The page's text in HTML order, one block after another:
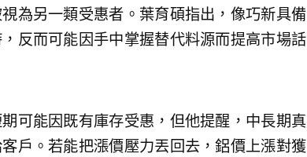
為另一類受惠者。葉育碩指出，像巧新具備
反而可能因手中掌握替代料源而提高市場話
可能因既有庫存受惠，但他提醒，中長期真
戶。若能把漲價壓力丟回去，鋁價上漲對獲